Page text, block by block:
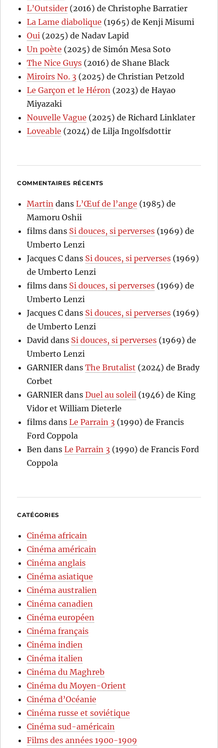
L’Outsider (2016) de Christophe Barratier
La Lame diabolique (1965) de Kenji Misumi
Oui (2025) de Nadav Lapid
Un poète (2025) de Simón Mesa Soto
The Nice Guys (2016) de Shane Black
Miroirs No. 3 (2025) de Christian Petzold
Le Garçon et le Héron (2023) de Hayao
Miyazaki
Nouvelle Vague (2025) de Richard Linklater
Loveable (2024) de Lilja Ingolfsdottir
COMMENTAIRES RÉCENTS
Martin dansL’Œuf de l’ange (1985) de
Mamoru Oshii
films dans Si douces, si perverses (1969) de
Umberto Lenzi
Jacques C dans Si douces, si perverses (1969)
de Umberto Lenzi
films dans Si douces, si perverses (1969) de
Umberto Lenzi
Jacques C dans Si douces, si perverses (1969)
de Umberto Lenzi
David dans Si douces, si perverses (1969) de
Umberto Lenzi
GARNIER dansThe Brutalist (2024) de Brady
Corbet
GARNIER dansDuel au soleil (1946) de King
Vidor et William Dieterle
films dansLe Parrain 3 (1990) de Francis
Ford Coppola
Ben dansLe Parrain 3 (1990) de Francis Ford
Coppola
CATÉGORIES
Cinéma africain
Cinéma américain
Cinéma anglais
Cinéma asiatique
Cinéma australien
Cinéma canadien
Cinéma européen
Cinéma français
Cinéma indien
Cinéma italien
Cinéma du Maghreb
Cinéma du Moyen-Orient
Cinéma d’Océanie
Cinéma russe et soviétique
Cinéma sud-américain
Films des années 1900-1909